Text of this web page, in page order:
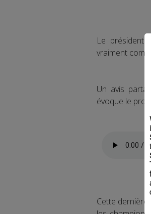
Le président
vraiment
Un avis
évoque le
Cette